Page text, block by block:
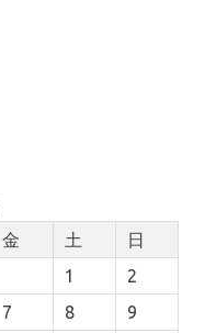
金 土
日
1
2
7 8 9